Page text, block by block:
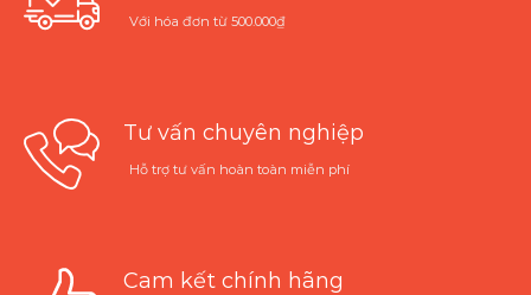
Với hóa đơn từ 500.000₫
Tư vấn chuyên nghiệp
Hỗ trợ tư vấn hoàn toàn miễn phí
Cam kết chính hãng